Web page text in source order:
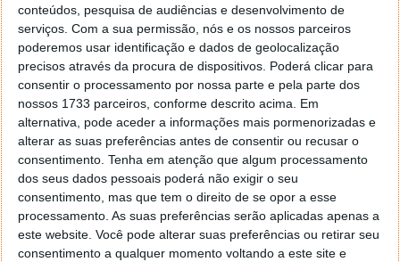
conteúdos, pesquisa de audiências e desenvolvimento de
serviços. Com a sua permissão, nós e os nossos parceiros
poderemos usar identificação e dados de geolocalização
precisos através da procura de dispositivos. Poderá clicar para
consentir o processamento por nossa parte e pela parte dos
nossos 1733 parceiros, conforme descrito acima. Em
alternativa, pode aceder a informações mais pormenorizadas e
alterar as suas preferências antes de consentir ou recusar o
consentimento. Tenha em atenção que algum processamento
dos seus dados pessoais poderá não exigir o seu
consentimento, mas que tem o direito de se opor a esse
processamento. As suas preferências serão aplicadas apenas a
este website. Você pode alterar suas preferências ou retirar seu
consentimento a qualquer momento voltando a este site e
Vítor M.
7 de Novembro de 2005 às 01:39
@Reporter
Desculpa mas o link funciona. Seja como for segue por mail
o MSn Messenger 8.
Responder
Vítor M.
7 de Novembro de 2005 às 11:21
@Rui
Tens de encontrar o que te falei. Faz da seguinte maneira,
janela iniciar e no topo dessa janela com o botão direito do
rato faz propriedades. Depois no separador Menu ‘Iniciar’
clica no botão ‘Personalizar’ aí encontrarás no separador
geral a opção para escolheres o Browser com que queres